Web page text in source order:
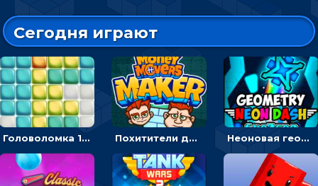
Сегодня играют
Головоломка 10х10 Похитители денег: управляйте друзьями и соберите все мешки с долларами Неоновая геометрия: прыгай через препятствия и собирай шары